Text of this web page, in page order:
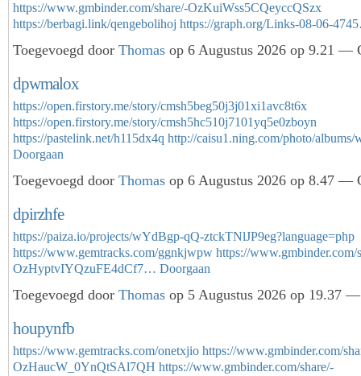
https://www.gmbinder.com/share/-OzKuiWss5CQeyccQSzx
https://berbagi.link/qengebolihoj https://graph.org/Links-08-06-
Toegevoegd door Thomas op 6 Augustus 2026 op 9.21 —
dpwmalox
https://open.firstory.me/story/cmsh5beg50j3j01xi1avc8t6x
https://open.firstory.me/story/cmsh5hc510j7101yq5e0zboyn
https://pastelink.net/h115dx4q http://caisu1.ning.com/photo/
Doorgaan
Toegevoegd door Thomas op 6 Augustus 2026 op 8.47 —
dpirzhfe
https://paiza.io/projects/wYdBgp-qQ-ztckTNlJP9eg?language=php
https://www.gemtracks.com/ggnkjwpw https://www.gmbinder.com/
OzHyptvIYQzuFE4dCf7… Doorgaan
Toegevoegd door Thomas op 5 Augustus 2026 op 19.37 —
houpynfb
https://www.gemtracks.com/onetxjio https://www.gmbinder.com/
OzHaucW_0YnQtSAl7QH https://www.gmbinder.com/share/-